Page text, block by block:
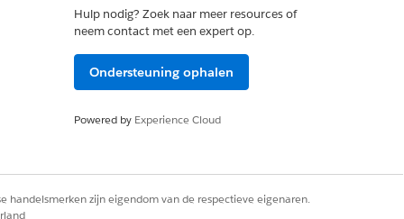
Inzicht in wie wat doet,
die passen bij uw organisatie.
en machtigingensets bundelen die
vervolgens de juiste
de vereiste licenties,
Hulp nodig? Zoek naar meer resources of
neem contact met een expert op.
Ondersteuning ophalen
Powered by Experience Cloud
handelsmerken zijn eigendom van de respectieve eigenaren.